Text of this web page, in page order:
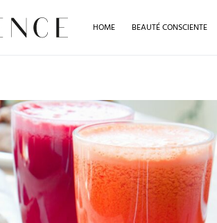
HOME BEAUTÉ CONSCIENTE